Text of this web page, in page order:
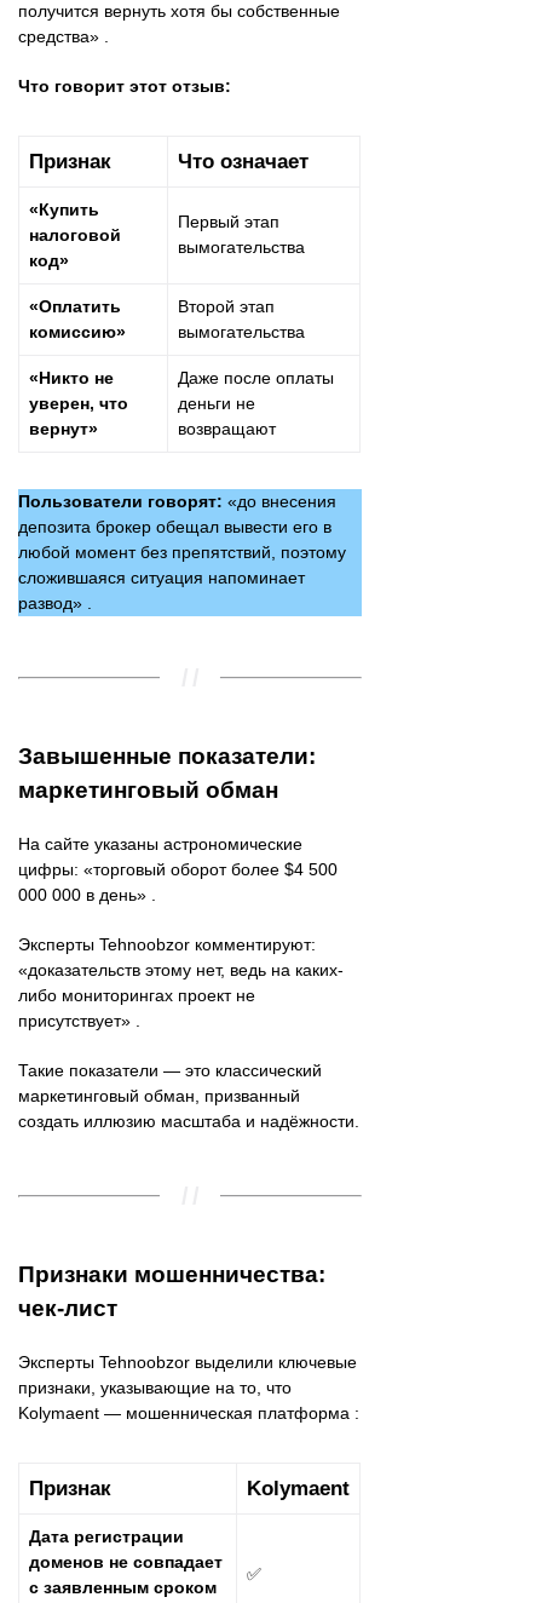
получится вернуть хотя бы собственные
средства» .
Что говорит этот отзыв:
Признак Что означает
«Купить
налоговой
код»
Первый этап
вымогательства
«Оплатить
комиссию»
Второй этап
вымогательства
«Никто не
уверен, что
вернут»
Даже после оплаты
деньги не
возвращают
Пользователи говорят: «до внесения
депозита брокер обещал вывести его в
любой момент без препятствий, поэтому
сложившаяся ситуация напоминает
развод» .
Завышенные показатели:
маркетинговый обман
На сайте указаны астрономические
цифры: «торговый оборот более $4 500
000 000 в день» .
Эксперты Tehnoobzor комментируют:
«доказательств этому нет, ведь на каких-
либо мониторингах проект не
присутствует» .
Такие показатели — это классический
маркетинговый обман, призванный
создать иллюзию масштаба и надёжности.
Признаки мошенничества:
чек-лист
Эксперты Tehnoobzor выделили ключевые
признаки, указывающие на то, что
Kolymaent — мошенническая платформа :
Признак Kolymaent
Дата регистрации
доменов не совпадает
с заявленным сроком
✅